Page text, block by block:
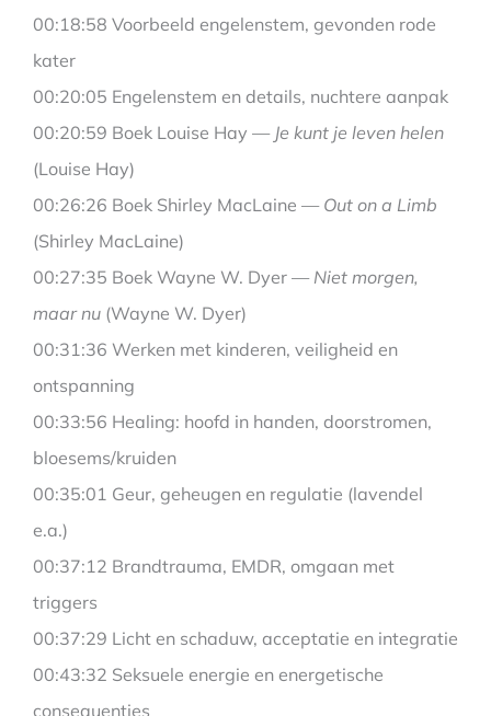
00:18:58 Voorbeeld engelenstem, gevonden rode
kater
00:20:05 Engelenstem en details, nuchtere aanpak
00:20:59 Boek Louise Hay — Je kunt je leven helen
(Louise Hay)
00:26:26 Boek Shirley MacLaine — Out on a Limb
(Shirley MacLaine)
00:27:35 Boek Wayne W. Dyer — Niet morgen,
maar nu (Wayne W. Dyer)
00:31:36 Werken met kinderen, veiligheid en
ontspanning
00:33:56 Healing: hoofd in handen, doorstromen,
bloesems/kruiden
00:35:01 Geur, geheugen en regulatie (lavendel
e.a.)
00:37:12 Brandtrauma, EMDR, omgaan met
triggers
00:37:29 Licht en schaduw, acceptatie en integratie
00:43:32 Seksuele energie en energetische
consequenties